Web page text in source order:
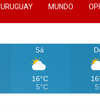
URUGUAY MUNDO
Sá
16°C
5°C